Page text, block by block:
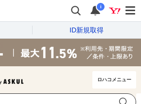
i
ID新規取得
ロハコメニュー